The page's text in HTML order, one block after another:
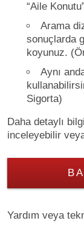
“Aile
Arama
sonuçlarda
koyunuz.
Aynı
Sigorta)
Daha detaylı
inceleyebilir
Yardım veya